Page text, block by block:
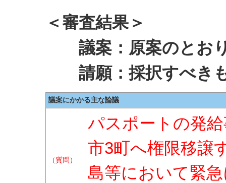
＜審査結果＞
議案：原案のとおり
請願：採択すべき
議案にかかる主な論議
（質問）
パスポートの発
市3町へ権限移譲
島等において緊